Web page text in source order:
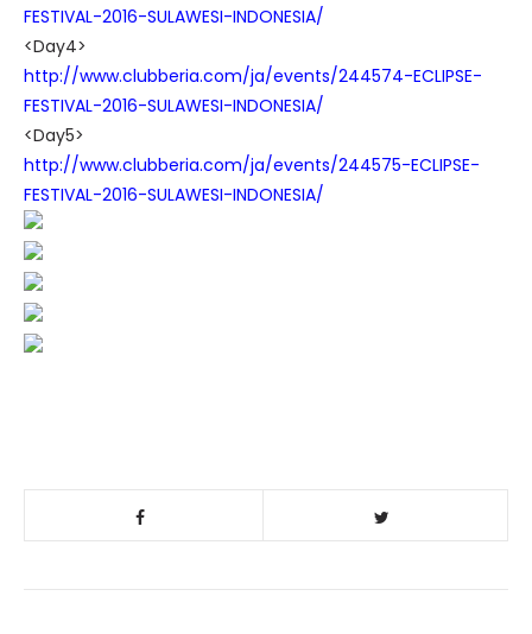
FESTIVAL-2016-SULAWESI-INDONESIA/
<Day4>
http://www.clubberia.com/ja/events/244574-ECLIPSE-
FESTIVAL-2016-SULAWESI-INDONESIA/
<Day5>
http://www.clubberia.com/ja/events/244575-ECLIPSE-
FESTIVAL-2016-SULAWESI-INDONESIA/